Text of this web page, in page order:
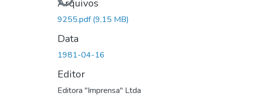
Arquivos
9255.pdf(9,15 MB)
Data
1981-04-16
Editor
Editora "Imprensa" Ltda